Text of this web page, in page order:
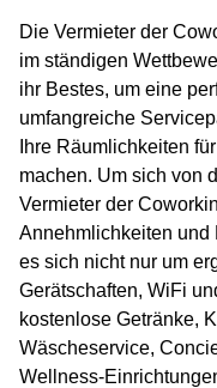
Die Vermieter der
im ständigen
ihr Bestes, um eine
umfangreiche
Ihre Räumlichkeiten
machen. Um sich von
Vermieter der
Annehmlichkeiten und
es sich nicht nur um
Gerätschaften, WiFi
kostenlose Getränke,
Wäscheservice,
Wellness-